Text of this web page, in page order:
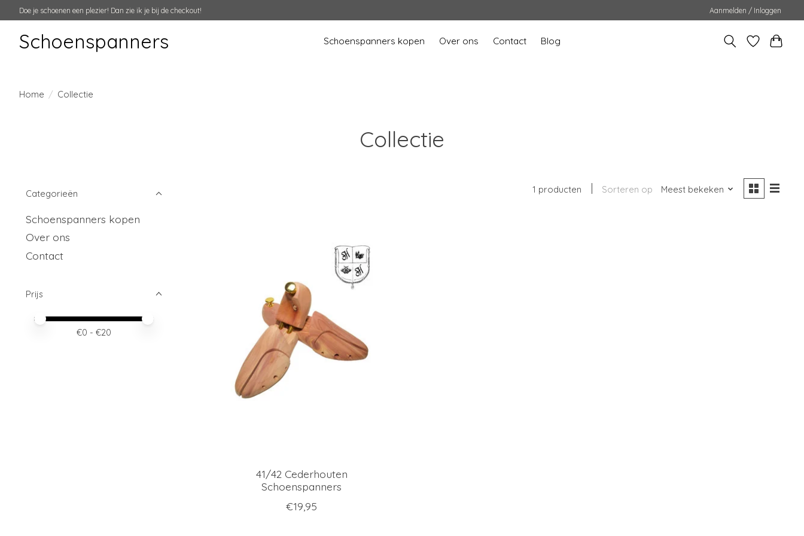
Doe je schoenen een plezier! Dan zie ik je bij de checkout! Aanmelden / Inloggen
Schoenspanners Schoenspanners kopen Over ons Contact Blog
Home / Collectie
Collectie
Categorieën
Schoenspanners kopen
Over ons
Contact
Prijs
Minimale prijswaarde
Price maximum value
€0 - €20
1 producten Sorteren op Meest bekeken
41/42 Cederhouten
Schoenspanners
€19,95